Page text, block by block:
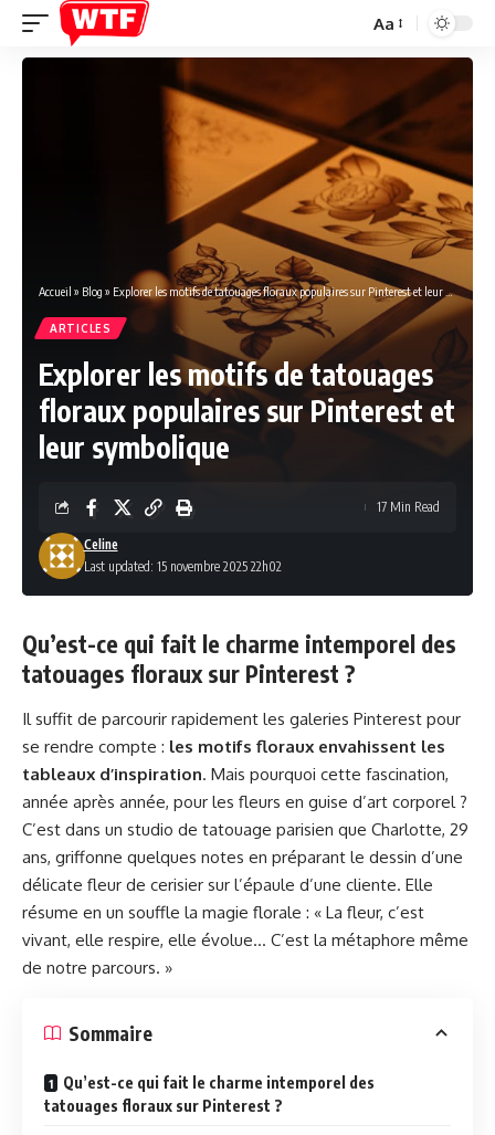
Font
Resizer
Aa
Accueil » Blog » Explorer les motifs de tatouages floraux populaires sur Pinterest et leur symbolique
ARTICLES
Explorer les motifs de tatouages
floraux populaires sur Pinterest et
leur symbolique
Last updated: 15 novembre 2025 22h02
Celine
17 Min Read
Qu’est-ce qui fait le charme intemporel des
tatouages floraux sur Pinterest ?
Il suffit de parcourir rapidement les galeries Pinterest pour
se rendre compte : les motifs floraux envahissent les
tableaux d’inspiration. Mais pourquoi cette fascination,
année après année, pour les fleurs en guise d’art corporel ?
C’est dans un studio de tatouage parisien que Charlotte, 29
ans, griffonne quelques notes en préparant le dessin d’une
délicate fleur de cerisier sur l’épaule d’une cliente. Elle
résume en un souffle la magie florale : « La fleur, c’est
vivant, elle respire, elle évolue… C’est la métaphore même
de notre parcours. »
Sommaire
Qu’est-ce qui fait le charme intemporel des
tatouages floraux sur Pinterest ?